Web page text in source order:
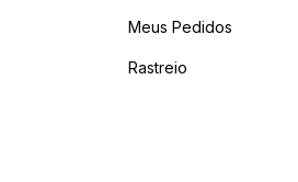
Meus Pedidos
Rastreio